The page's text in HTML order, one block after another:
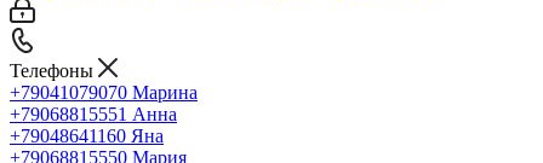
Телефоны
+79041079070 Марина
+79068815551 Анна
+79048641160 Яна
+79068815550 Мария